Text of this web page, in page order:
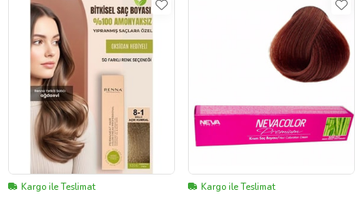
Kargo ile Teslimat Kargo ile Teslimat